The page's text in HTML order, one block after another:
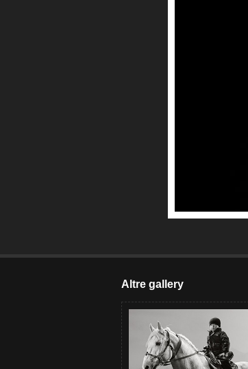
Altre gallery